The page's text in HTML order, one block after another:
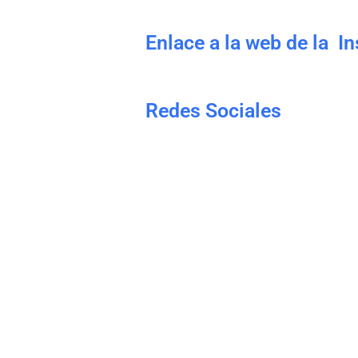
Enlace a la web de la
Redes Sociales